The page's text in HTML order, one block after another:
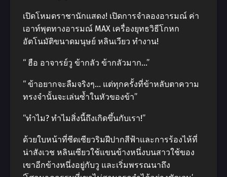
เปิดโหมดราชานักแสดง! เปิดการจำลองอารมณ์ ค่า
เอาท์พุตทางอารมณ์ MAX เครื่องยุทธวิธีโกหก
อัตโนมัติขนาดมนุษย์ หลินเวียว ทำงาน!
“ ฮือ อาจารย์วู ข้ากลัว ข้ากลัวมาก…”
“ ข้าอยากจะลืมจริงๆ… แต่ทุกครั้งที่ข้าหลับตาความ
ทรงจำนั้นจะเล่นซ้ำในหัวของข้า”
“ทำไม? ทำไมสิ่งนี้ถึงเกิดขึ้นกับเรา!”
ด้วยใบหน้าที่ซีดเซียวริมฝีปากสีฟ้าและการร้องไห้ที่
น่าสังเวช หลินเซียวใช้แขนข้างหนึ่งบนสาวใช้ของ
เขาอีกข้างหนึ่งอยู่กับวู และเริ่มพรรณนาถึง